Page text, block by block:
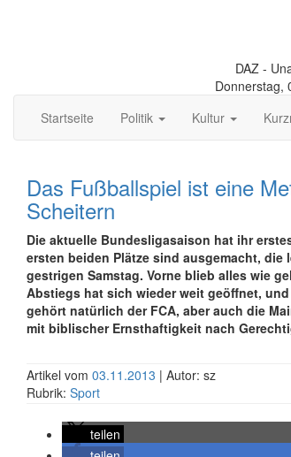
DAZ -
Donnerstag,
Startseite
Politik Kultur
Das Fußballspiel ist eine
Scheitern
Die aktuelle Bundesligasaison hat ihr
ersten beiden Plätze sind ausgemacht, die
gestrigen Samstag. Vorne blieb alles wie
Abstiegs hat sich wieder weit geöffnet,
gehört natürlich der FCA, aber auch die
mit biblischer Ernsthaftigkeit nach
Artikel vom 03.11.2013 | Autor: sz
Rubrik: Sport
teilen